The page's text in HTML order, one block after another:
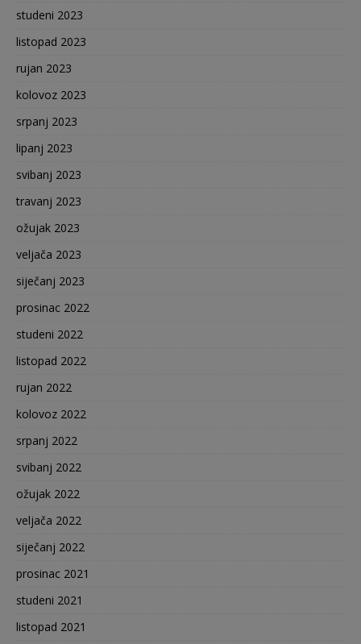
studeni 2023
listopad 2023
rujan 2023
kolovoz 2023
srpanj 2023
lipanj 2023
svibanj 2023
travanj 2023
ožujak 2023
veljača 2023
siječanj 2023
prosinac 2022
studeni 2022
listopad 2022
rujan 2022
kolovoz 2022
srpanj 2022
svibanj 2022
ožujak 2022
veljača 2022
siječanj 2022
prosinac 2021
studeni 2021
listopad 2021